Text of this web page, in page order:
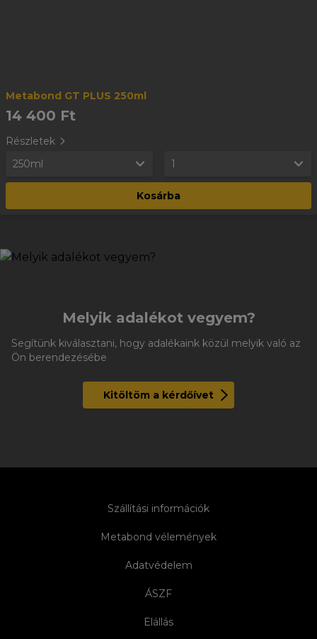
Metabond GT PLUS 250ml
14 400 Ft
Részletek
250ml
1
Kosárba
Melyik adalékot vegyem?
Segítünk kiválasztani, hogy adalékaink közül melyik való az
Ön berendezésébe
Kitöltöm a kérdőívet
Szállítási információk
Metabond vélemények
Adatvédelem
ÁSZF
Elállás